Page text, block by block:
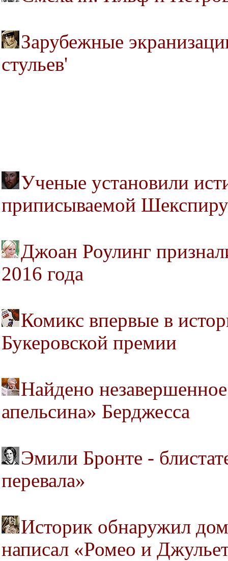
Зарубежные
стульев'
Ученые установили
приписываемой Шекспиру
Джоан Роулинг
2016 года
Комикс впервые в
Букеровской премии
Найдено
апельсина» Берджесса
Эмили Бронте -
перевала»
Историк обнаружил
написал «Ромео и